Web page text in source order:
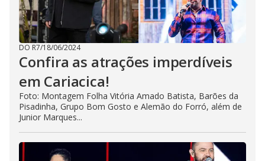
DO R7/18/06/2024
Confira as atrações imperdíveis
em Cariacica!
Foto: Montagem Folha Vitória Amado Batista, Barões da
Pisadinha, Grupo Bom Gosto e Alemão do Forró, além de
Junior Marques...